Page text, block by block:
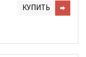
КУПИТЬ